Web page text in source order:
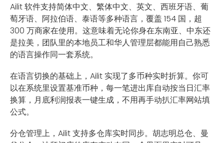
Ailit 软件支持简体中文、繁体中文、英文、西班牙语、葡
萄牙语、阿拉伯语、泰语等多种语言，覆盖 154 国，超
300 万商家在使用。这意味着无论你身在东南亚、中东还
是拉美，团队里的本地员工和华人管理层都能用自己熟悉
的语言操作同一套系统。
在语言切换的基础上，Ailit 实现了多币种实时折算。你可
以在系统里设置基准币种，每一笔进出库自动按当日汇率
换算，月底利润报表一键生成，不用再手动扒汇率网站填
公式。
分仓管理上，Ailit 支持多仓库实时同步。胡志明总仓、曼